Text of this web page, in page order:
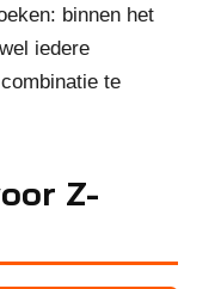
binnen het
iedere
te
Z-